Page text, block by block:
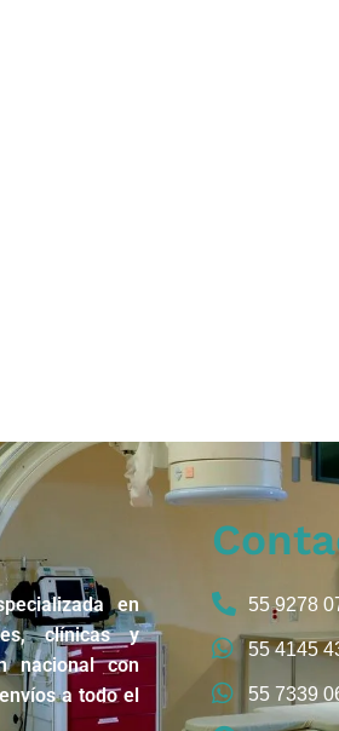
en
clínicas y
nacional con
a todo el
55 9278
55 4145
55 7339